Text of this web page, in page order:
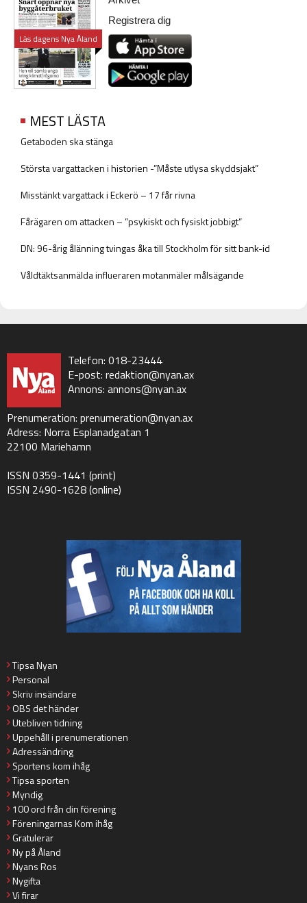
Läs dagens Nya Åland
Registrera dig
MEST LÄSTA
Getaboden ska stänga
Största vargattacken i historien -”Måste utlysa skyddsjakt”
Misstänkt vargattack i Eckerö – 17 får rivna
Fårägaren om attacken – ”psykiskt och fysiskt jobbigt”
DN: 96-årig ålänning tvingas åka till Stockholm för sitt bank-id
Våldtäktsanmälda influeraren motanmäler målsägande
Telefon: 018-23444
E-post: redaktion@nyan.ax
Annons: annons@nyan.ax
Prenumeration: prenumeration@nyan.ax
Adress: Norra Esplanadgatan 1
22100 Mariehamn
ISSN 0359-1441 (print)
ISSN 2490-1628 (online)
Tipsa Nyan
Personal
Skriv insändare
OBS det händer
Utebliven tidning
Uppehåll i prenumerationen
Adressändring
Sportens kom ihåg
Tipsa sporten
Myndig
100 ord från din förening
Föreningarnas Kom ihåg
Gratulerar
Ny på Åland
Nyans Ros
Nygifta
Vi firar